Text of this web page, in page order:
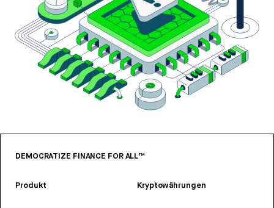
DEMOCRATIZE FINANCE FOR ALL™
Produkt Kryptowährungen